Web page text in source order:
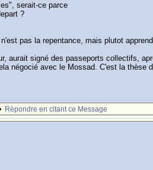
serait-ce parce
?
pas la repentance, mais plutot
aurait signé des passeports collectifs,
négocié avec le Mossad. C'est la thèse
Rèpondre en citant ce Message